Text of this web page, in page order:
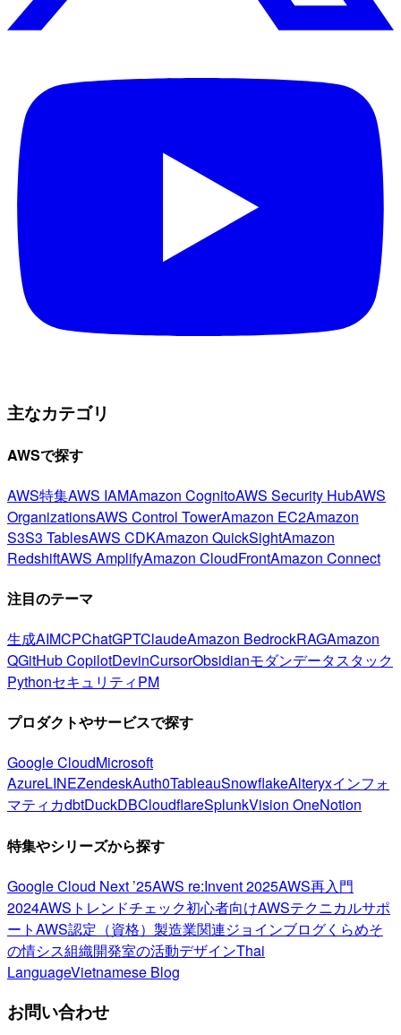
主なカテゴリ
AWSで探す
AWS特集AWS IAMAmazon CognitoAWS Security HubAWS
OrganizationsAWS Control TowerAmazon EC2Amazon
S3S3 TablesAWS CDKAmazon QuickSightAmazon
RedshiftAWS AmplifyAmazon CloudFrontAmazon Connect
注目のテーマ
生成AIMCPChatGPTClaudeAmazon BedrockRAGAmazon
QGitHub CopilotDevinCursorObsidianモダンデータスタック
PythonセキュリティPM
プロダクトやサービスで探す
Google CloudMicrosoft
AzureLINEZendeskAuth0TableauSnowflakeAlteryxインフォ
マティカdbtDuckDBCloudflareSplunkVision OneNotion
特集やシリーズから探す
Google Cloud Next ’25AWS re:Invent 2025AWS再入門
2024AWSトレンドチェック初心者向けAWSテクニカルサポ
ートAWS認定（資格） 製造業関連ジョインブログくらめそ
の情シス組織開発室の活動デザインThai
LanguageVietnamese Blog
お問い合わせ